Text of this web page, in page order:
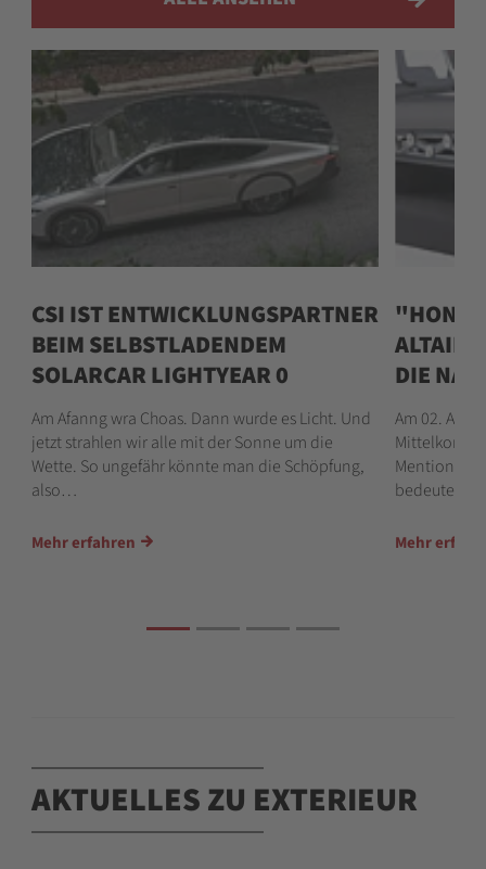
CSI IST ENTWICKLUNGSPARTNER
BEIM SELBSTLADENDEM
SOLARCAR LIGHTYEAR 0
Am Afanng wra Choas. Dann wurde es Licht. Und
jetzt strahlen wir alle mit der Sonne um die
Wette. So ungefähr könnte man die Schöpfung,
also…
Mehr erfahren
ALTAIR
DIE
Am 02.
Mention«
Mehr
AKTUELLES ZU EXTERIEUR